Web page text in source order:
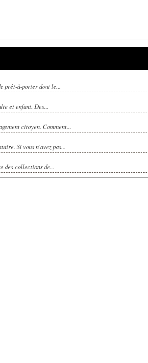
prêt-à-porter dont le...
et enfant. Des...
citoyen. Comment...
Si vous n'avez pas...
des collections de...